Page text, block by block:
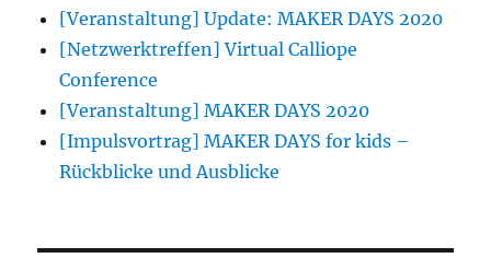
[Veranstaltung] Update: MAKER DAYS 2020
[Netzwerktreffen] Virtual Calliope
Conference
[Veranstaltung] MAKER DAYS 2020
[Impulsvortrag] MAKER DAYS for kids –
Rückblicke und Ausblicke